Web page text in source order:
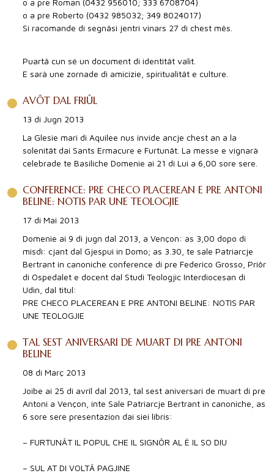
o a pre Roman (0432 956010; 333 6708704)
o a pre Roberto (0432 985032; 349 8024017)
Si racomande di segnâsi jentri vinars 27 di chest mês.
Puartâ cun sé un document di identitât valit.
E sarà une zornade di amicizie, spiritualitât e culture.
AVÔT DAL FRIÛL
13 di Jugn 2013
La Glesie mari di Aquilee nus invide ancje chest an a la
solenitât dai Sants Ermacure e Furtunât. La messe e vignarà
celebrade te Basiliche Domenie ai 21 di Lui a 6,00 sore sere.
CONFERENCE: PRE CHECO PLACEREAN E PRE ANTONI
BELINE: NOTIS PAR UNE TEOLOGJIE
17 di Mai 2013
Domenie ai 9 di jugn dal 2013, a Vençon: as 3,00 dopo di
misdì: cjant dal Gjespui in Domo; as 3.30, te sale Patriarcje
Bertrant in canoniche conference di pre Federico Grosso, Priôr
di Ospedalet e docent dal Studi Teologjic Interdiocesan di
Udin, dal titul:
PRE CHECO PLACEREAN E PRE ANTONI BELINE: NOTIS PAR
UNE TEOLOGJIE
TAL SEST ANIVERSARI DE MUART DI PRE ANTONI
BELINE
08 di Març 2013
Joibe ai 25 di avrîl dal 2013, tal sest aniversari de muart di pre
Antoni a Vençon, inte Sale Patriarcje Bertrant in canoniche, as
6 sore sere presentazion dai siei libris:
– FURTUNÂT IL POPUL CHE IL SIGNÔR AL È IL SO DIU
– SUL AT DI VOLTÂ PAGJINE